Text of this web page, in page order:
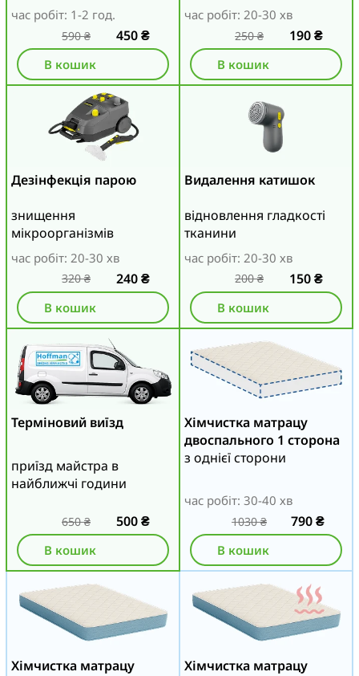
час робіт: 1-2 год.
590₴ 450₴
В кошик
час робіт: 20-30 хв
250₴ 190₴
В кошик
Дезінфекція парою
знищення
мікроорганізмів
час робіт: 20-30 хв
320₴ 240₴
В кошик
Видалення катишок
відновлення гладкості
тканини
час робіт: 20-30 хв
200₴ 150₴
В кошик
Терміновий виїзд
приїзд майстра в
найближчі години
650₴ 500₴
В кошик
Хімчистка матрацу
двоспального 1 сторона
з однієї сторони
час робіт: 30-40 хв
1030₴ 790₴
В кошик
Хімчистка матрацу
Хімчистка матрацу